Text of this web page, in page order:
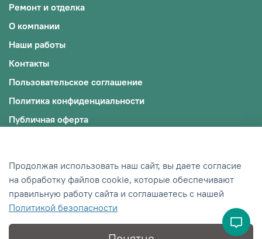
Ремонт и отделка
О компании
Наши работы
Контакты
Пользовательское соглашение
Политика конфиденциальности
Публичная оферта
© 2009-2025, ООО "ЭКОЖИЛЬЕ"
ИНН: 0242012245/ОГРН: 1190280018598
Сделано в Хезар
Продолжая использовать наш сайт, вы даете согласие
на обработку файлов cookie, которые обеспечивают
правильную работу сайта и соглашаетесь с нашей
Политикой безопасности